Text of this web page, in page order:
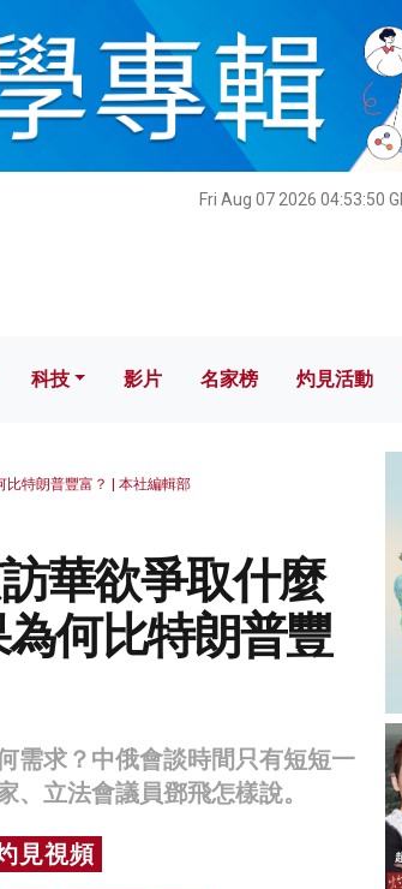
Fri Aug 07 2026 04:53:52
科技 影片 名家榜 灼見活
科技 影片 名家榜 灼見活動
特朗普豐富？ | 本社編輯部
華欲爭取什麼
何比特朗普豐
需求？中俄會談時間只有短短一
、立法會議員鄧飛怎樣說。
見視頻